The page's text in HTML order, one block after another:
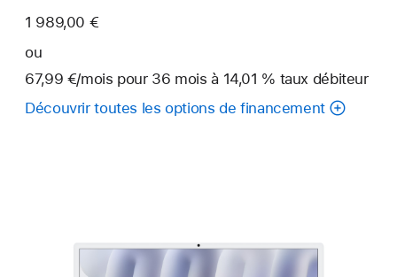
1 989,00 €
ou
67,99 €/mois par
mois
pour 36 mois mois
à 14,01 % taux débiteur
Découvrir toutes les options de financement